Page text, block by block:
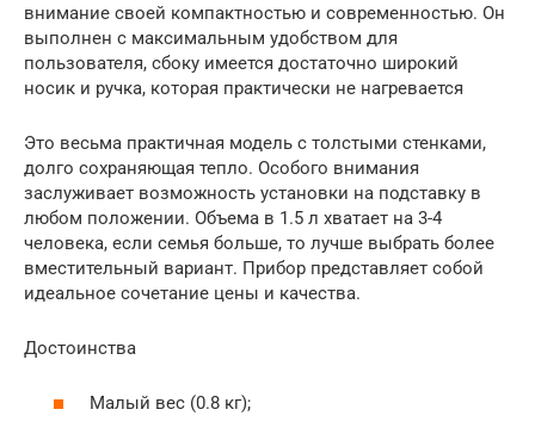
внимание своей компактностью и современностью. Он
выполнен с максимальным удобством для
пользователя, сбоку имеется достаточно широкий
носик и ручка, которая практически не нагревается
Это весьма практичная модель с толстыми стенками,
долго сохраняющая тепло. Особого внимания
заслуживает возможность установки на подставку в
любом положении. Объема в 1.5 л хватает на 3-4
человека, если семья больше, то лучше выбрать более
вместительный вариант. Прибор представляет собой
идеальное сочетание цены и качества.
Достоинства
Малый вес (0.8 кг);